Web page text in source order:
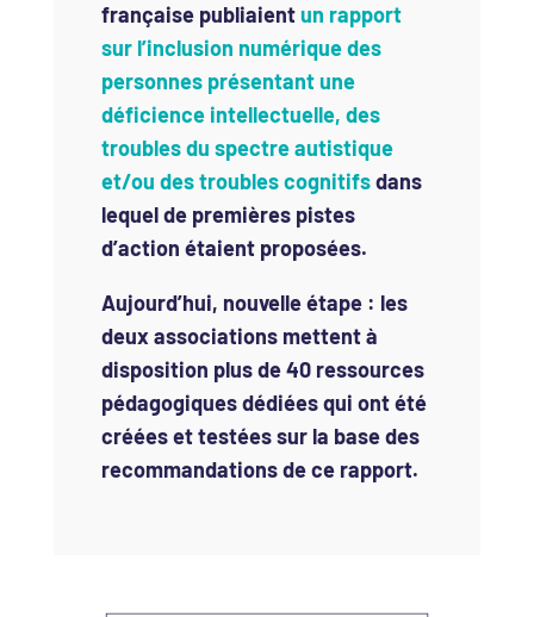
française publiaientun rapport
sur l’inclusion numérique des
personnes présentant une
déficience intellectuelle, des
troubles du spectre autistique
et/ou des troubles cognitifsdans
lequel de premières pistes
d’action étaient proposées.
Aujourd’hui, nouvelle étape : les
deux associations mettent à
disposition plus de 40 ressources
pédagogiques dédiées qui ont été
créées et testées sur la base des
recommandations de ce rapport.